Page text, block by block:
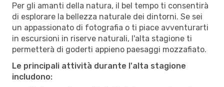
Per gli amanti della natura, il bel tempo ti consentirà
di esplorare la bellezza naturale dei dintorni. Se sei
un appassionato di fotografia o ti piace avventurarti
in escursioni in riserve naturali, l'alta stagione ti
permetterà di goderti appieno paesaggi mozzafiato.
Le principali attività durante l'alta stagione
includono: